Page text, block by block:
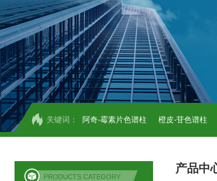
关键词： 阿奇-霉素片色谱柱 橙皮-苷色谱柱
COSMOSIL 1.8PBr五溴苯基色谱柱
PRODUCTS CATEGORY
产品中